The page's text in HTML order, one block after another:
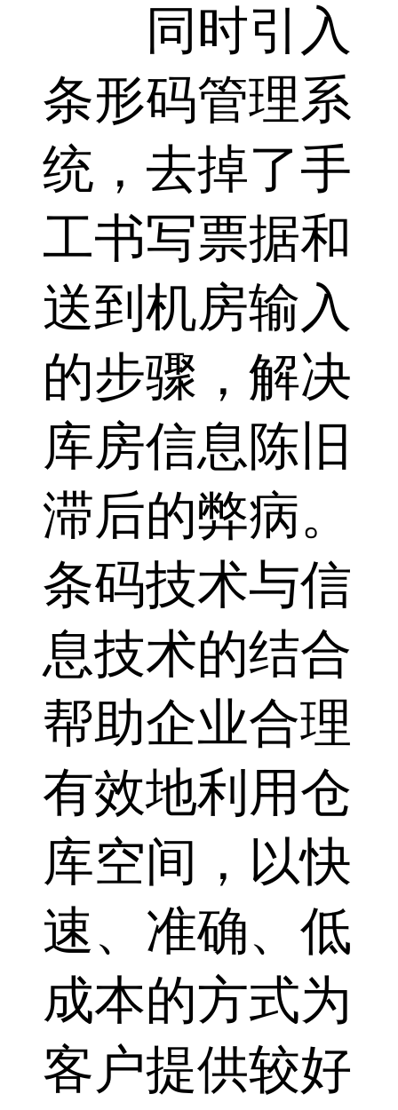
同时引入
条形码管理系
统，去掉了手
工书写票据和
送到机房输入
的步骤，解决
库房信息陈旧
滞后的弊病。
条码技术与信
息技术的结合
帮助企业合理
有效地利用仓
库空间，以快
速、准确、低
成本的方式为
客户提供较好